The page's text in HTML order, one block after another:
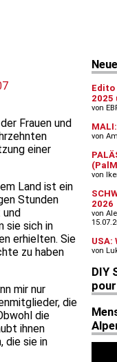
Frauen und
einer
Land ist ein
Stunden
und
sie sich in
erhielten. Sie
zu haben
mir nur
die
die
ihnen
die sie in